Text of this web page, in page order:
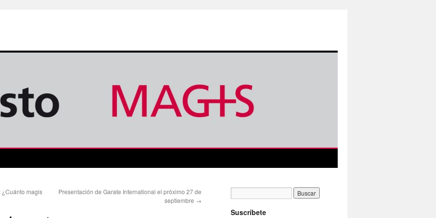
¿Cuánto magis
Presentación de Garate International el próximo 27 de
septiembre →
Suscríbete